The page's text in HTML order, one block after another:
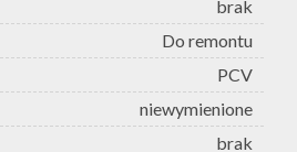
brak
Do remontu
PCV
niewymienione
brak